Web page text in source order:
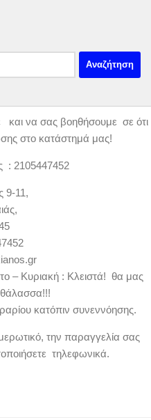
να σας βοηθήσουμε σε ότι
στο κατάστημά μας!
: 2105447452
9-11,
– Κυριακή : Κλειστά! θα μας
θάλασσα!!!
κατόπιν συνεννόησης.
την παραγγελία σας
τηλεφωνικά.